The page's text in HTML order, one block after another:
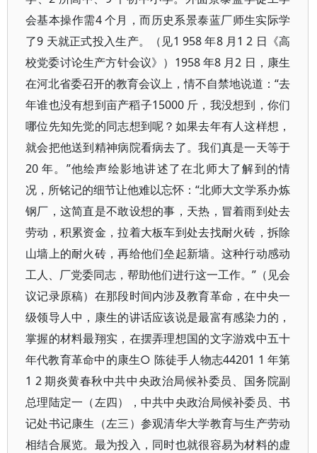
会基本操作需4 个月，而历史系景泰蓝厂师生实际学
了9 天就正式投入生产。（见1 958 年8 月1 2 日《高
校党委讨论生产方针会议》）1958 年8 月2 日，康生
在河北省委召开的教育会议上，情不自禁地说道：“去
年谁也没有想到亩产稻子15000 斤，我没想到，你们
哪位先知先觉的同志想到呢？如果去年有人这样想，
就会把他送到精神病院看病去了。我们真是一天等于
20 年。”他绘声绘影地讲述了在北师大了解到的情
况，所铭记的细节让他难以忘怀：“北师大文学系办炼
钢厂，这简直是不敢设想的事，天热，冒着雨到处去
劳动，积累资金，拉着大板车到处去找耐火砖，拆除
山墙上的耐火砖，再给他们垒起新墙。这种行动感动
工人、厂党委同志，帮助他们进行这一工作。”（见会
议记录原稿）在那段时间内涉及教育革命，在中央一
级领导人中，康生的讲话应该说是最富有感染力的，
掌握的材料最翔实，在摆弄理想国的文字游戏中五十
年代教育革命中的康生○ 陈徒手人物志44201 1 年第
1 2 期炎黄春秋中共中央政治局候补委员、国务院副
总理陆定一（左四），中共中央政治局候补委员、书
记处书记康生（左三）参观清华大学教育与生产劳动
相结合展览。最为投入，同时也就很容易为材料的虚